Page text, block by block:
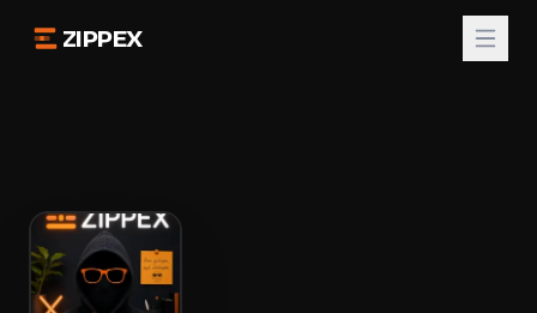
ZIPPEX